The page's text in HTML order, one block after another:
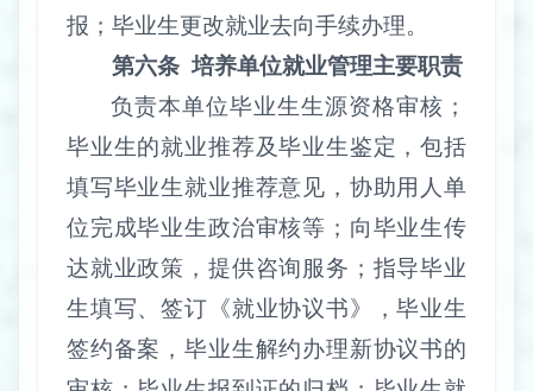
报；毕业生更改就业去向手续办理。
第六条 培养单位就业管理主要职责
负责本单位毕业生生源资格审核；
毕业生的就业推荐及毕业生鉴定，包括
填写毕业生就业推荐意见，协助用人单
位完成毕业生政治审核等；向毕业生传
达就业政策，提供咨询服务；指导毕业
生填写、签订《就业协议书》，毕业生
签约备案，毕业生解约办理新协议书的